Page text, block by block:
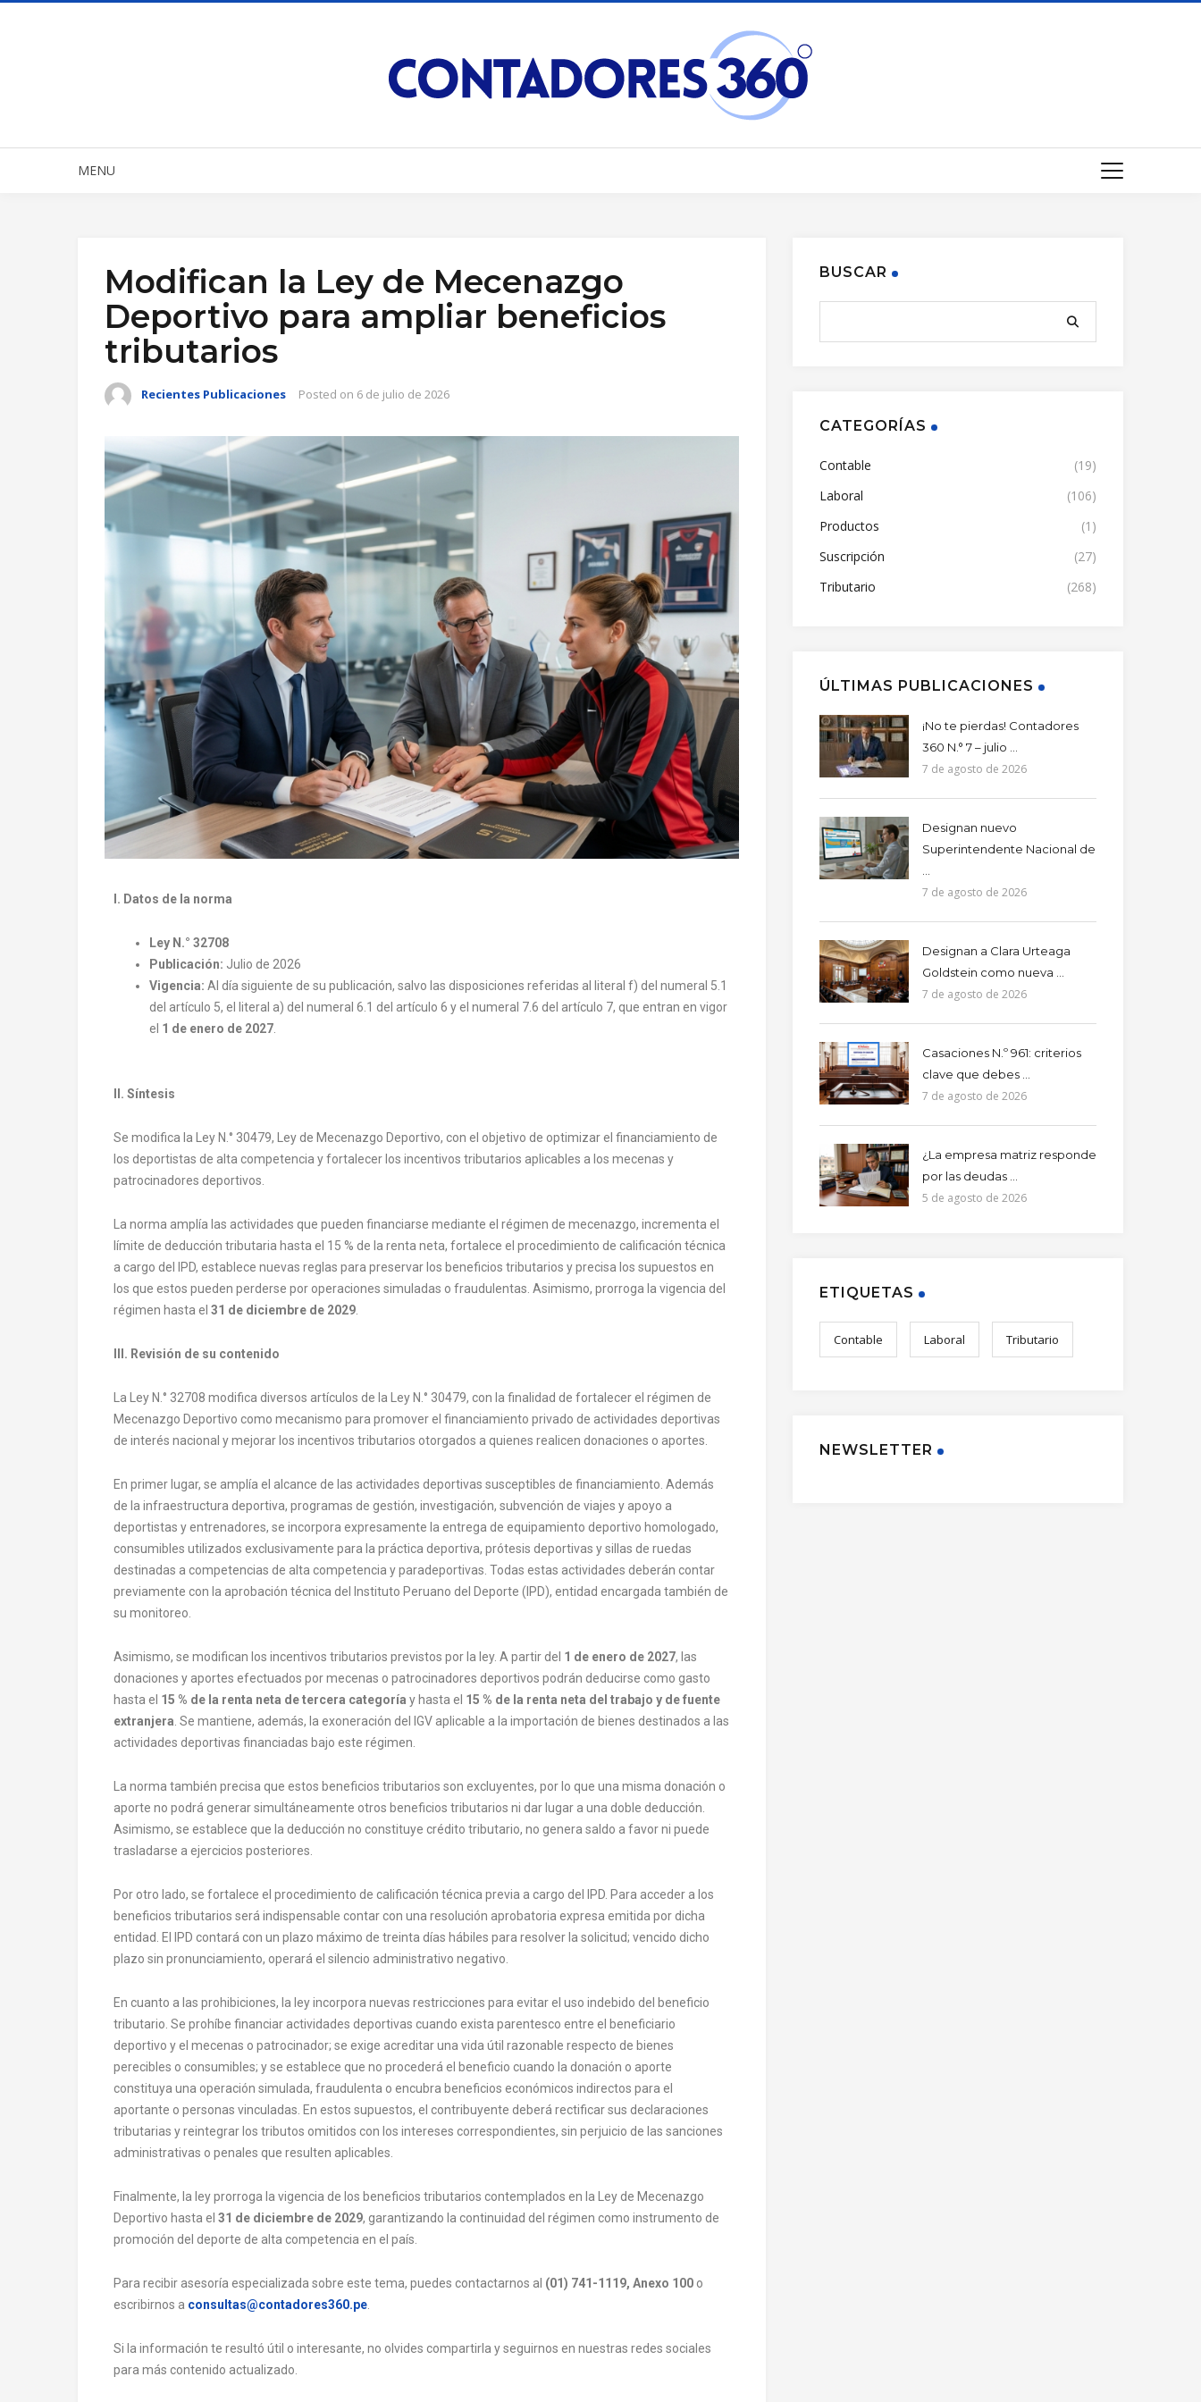
MENU
Modifican la Ley de Mecenazgo
Deportivo para ampliar beneficios
tributarios
Recientes Publicaciones Posted on 6 de julio de 2026
I. Datos de la norma
Ley N.° 32708
Publicación: Julio de 2026
Vigencia: Al día siguiente de su publicación, salvo las disposiciones referidas al literal f) del numeral 5.1
del artículo 5, el literal a) del numeral 6.1 del artículo 6 y el numeral 7.6 del artículo 7, que entran en vigor
el 1 de enero de 2027
II. Síntesis
Se modifica la Ley N.° 30479, Ley de Mecenazgo Deportivo, con el objetivo de optimizar el financiamiento de
los deportistas de alta competencia y fortalecer los incentivos tributarios aplicables a los mecenas y
patrocinadores deportivos.
La norma amplía las actividades que pueden financiarse mediante el régimen de mecenazgo, incrementa el
límite de deducción tributaria hasta el 15 % de la renta neta, fortalece el procedimiento de calificación técnica
a cargo del IPD, establece nuevas reglas para preservar los beneficios tributarios y precisa los supuestos en
los que estos pueden perderse por operaciones simuladas o fraudulentas. Asimismo, prorroga la vigencia del
régimen hasta el 31 de diciembre de 2029
III. Revisión de su contenido
La Ley N.° 32708 modifica diversos artículos de la Ley N.° 30479, con la finalidad de fortalecer el régimen de
Mecenazgo Deportivo como mecanismo para promover el financiamiento privado de actividades deportivas
de interés nacional y mejorar los incentivos tributarios otorgados a quienes realicen donaciones o aportes.
En primer lugar, se amplía el alcance de las actividades deportivas susceptibles de financiamiento. Además
de la infraestructura deportiva, programas de gestión, investigación, subvención de viajes y apoyo a
deportistas y entrenadores, se incorpora expresamente la entrega de equipamiento deportivo homologado,
consumibles utilizados exclusivamente para la práctica deportiva, prótesis deportivas y sillas de ruedas
destinadas a competencias de alta competencia y paradeportivas. Todas estas actividades deberán contar
previamente con la aprobación técnica del Instituto Peruano del Deporte (IPD), entidad encargada también de
su monitoreo.
Asimismo, se modifican los incentivos tributarios previstos por la ley. A partir del 1 de enero de 2027, las
donaciones y aportes efectuados por mecenas o patrocinadores deportivos podrán deducirse como gasto
hasta el 15 % de la renta neta de tercera categoría y hasta el 15 % de la renta neta del trabajo y de fuente
extranjera . Se mantiene, además, la exoneración del IGV aplicable a la importación de bienes destinados a las
actividades deportivas financiadas bajo este régimen.
La norma también precisa que estos beneficios tributarios son excluyentes, por lo que una misma donación o
aporte no podrá generar simultáneamente otros beneficios tributarios ni dar lugar a una doble deducción.
Asimismo, se establece que la deducción no constituye crédito tributario, no genera saldo a favor ni puede
trasladarse a ejercicios posteriores.
Por otro lado, se fortalece el procedimiento de calificación técnica previa a cargo del IPD. Para acceder a los
beneficios tributarios será indispensable contar con una resolución aprobatoria expresa emitida por dicha
entidad. El IPD contará con un plazo máximo de treinta días hábiles para resolver la solicitud; vencido dicho
plazo sin pronunciamiento, operará el silencio administrativo negativo.
En cuanto a las prohibiciones, la ley incorpora nuevas restricciones para evitar el uso indebido del beneficio
tributario. Se prohíbe financiar actividades deportivas cuando exista parentesco entre el beneficiario
deportivo y el mecenas o patrocinador; se exige acreditar una vida útil razonable respecto de bienes
perecibles o consumibles; y se establece que no procederá el beneficio cuando la donación o aporte
constituya una operación simulada, fraudulenta o encubra beneficios económicos indirectos para el
aportante o personas vinculadas. En estos supuestos, el contribuyente deberá rectificar sus declaraciones
tributarias y reintegrar los tributos omitidos con los intereses correspondientes, sin perjuicio de las sanciones
administrativas o penales que resulten aplicables.
Finalmente, la ley prorroga la vigencia de los beneficios tributarios contemplados en la Ley de Mecenazgo
Deportivo hasta el 31 de diciembre de 2029, garantizando la continuidad del régimen como instrumento de
promoción del deporte de alta competencia en el país.
Para recibir asesoría especializada sobre este tema, puedes contactarnos al (01) 741-1119, Anexo 100 o
escribirnos a consultas@contadores360.pe
Si la información te resultó útil o interesante, no olvides compartirla y seguirnos en nuestras redes sociales
para más contenido actualizado.
BUSCAR
CATEGORÍAS
Contable
(19)
Laboral
(106)
Productos
(1)
Suscripción
(27)
Tributario
(268)
ÚLTIMAS PUBLICACIONES
¡No te pierdas! Contadores
360 N.° 7 – julio ...
7 de agosto de 2026
Designan nuevo
Superintendente Nacional de
7 de agosto de 2026
Designan a Clara Urteaga
Goldstein como nueva ...
7 de agosto de 2026
Casaciones N.º 961: criterios
clave que debes ...
7 de agosto de 2026
¿La empresa matriz responde
por las deudas ...
5 de agosto de 2026
ETIQUETAS
Contable Laboral Tributario
NEWSLETTER